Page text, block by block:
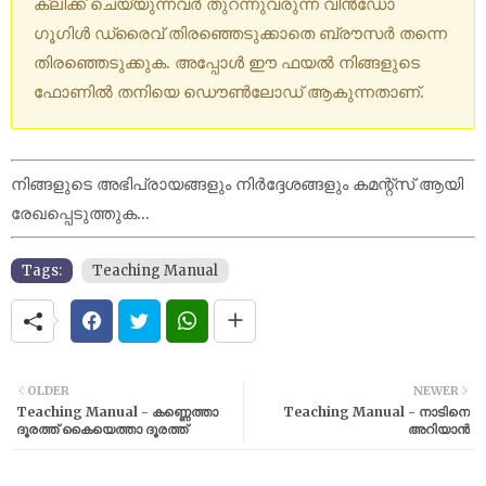
ഗൂഗിൾ ഡ്രൈവ് തിരഞ്ഞെടുക്കാതെ ബ്രൗസർ തന്നെ
തിരഞ്ഞെടുക്കുക. അപ്പോൾ ഈ ഫയൽ നിങ്ങളുടെ
ഫോണിൽ തനിയെ ഡൌൺലോഡ് ആകുന്നതാണ്.
നിങ്ങളുടെ അഭിപ്രായങ്ങളും നിർദ്ദേശങ്ങളും കമന്റ്സ് ആയി
രേഖപ്പെടുത്തുക...
Tags: Teaching Manual
NEWER
Teaching Manual - നാടിനെ
അറിയാൻ
OLDER
Teaching Manual - കണ്ണെത്താ
ദൂരത്ത് കൈയെത്താ ദൂരത്ത്